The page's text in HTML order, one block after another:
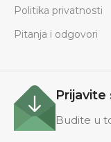
Politika privatnosti
Pitanja i odgovori
Budite u